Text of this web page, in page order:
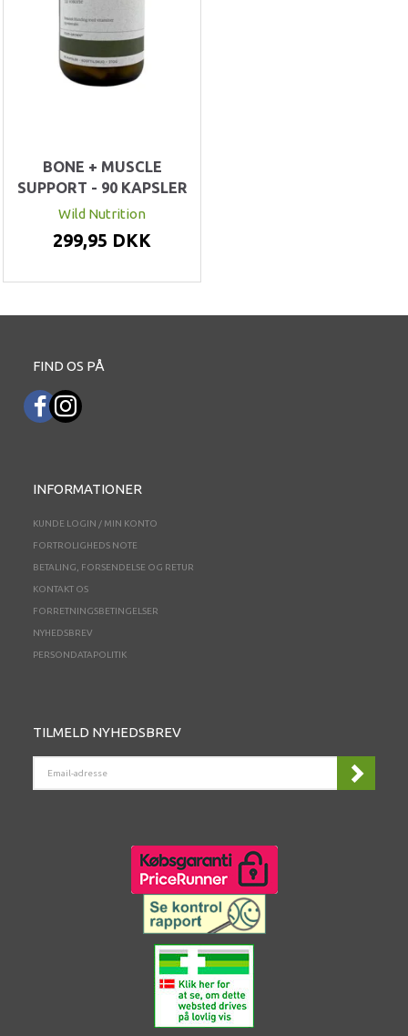
BONE + MUSCLE
SUPPORT - 90 KAPSLER
Wild Nutrition
299,95 DKK
FIND OS PÅ
INFORMATIONER
KUNDE LOGIN / MIN KONTO
FORTROLIGHEDS NOTE
BETALING, FORSENDELSE OG RETUR
KONTAKT OS
FORRETNINGSBETINGELSER
NYHEDSBREV
PERSONDATAPOLITIK
TILMELD NYHEDSBREV
ADRESSE